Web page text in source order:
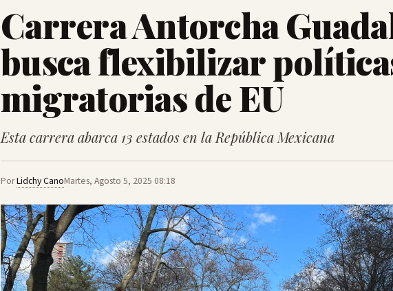
Carrera Antorcha
busca flexibilizar
migratorias de EU
Esta carrera abarca 13 estados en la República Mexicana
PorLidchy CanoMartes, Agosto 5, 2025 08:18